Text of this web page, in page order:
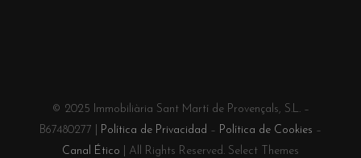
© 2025 Immobiliària Sant Martí de Provençals, S.L. –
B67480277 |
Política de Privacidad – Política de Cookies –
Canal Ético | All Rights Reserved. Select Themes